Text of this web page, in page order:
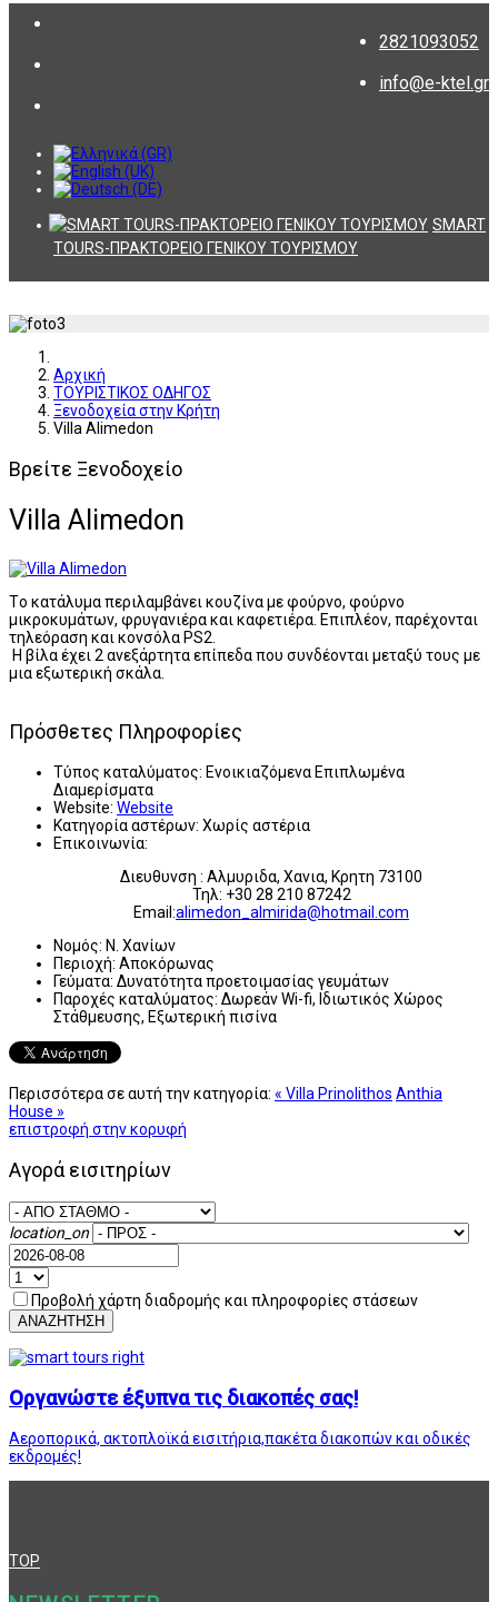
2821093052
info@e-ktel.gr
SMART
TOURS-ΠΡΑΚΤΟΡΕΙΟ ΓΕΝΙΚΟΥ ΤΟΥΡΙΣΜΟΥ
Αρχική
ΤΟΥΡΙΣΤΙΚΟΣ ΟΔΗΓΟΣ
Ξενοδοχεία στην Κρήτη
Villa Alimedon
Βρείτε Ξενοδοχείο
Villa Alimedon
Tο κατάλυμα περιλαμβάνει κουζίνα με φούρνο, φούρνο
μικροκυμάτων, φρυγανιέρα και καφετιέρα. Επιπλέον, παρέχονται
τηλεόραση και κονσόλα PS2.
Η βίλα έχει 2 ανεξάρτητα επίπεδα που συνδέονται μεταξύ τους με
μια εξωτερική σκάλα.
Πρόσθετες Πληροφορίες
Τύπος καταλύματος: Ενοικιαζόμενα Επιπλωμένα
Διαμερίσματα
Website: Website
Κατηγορία αστέρων: Χωρίς αστέρια
Επικοινωνία:
Διευθυνση : Αλμυριδα, Χανια, Κρητη 73100
Τηλ: +30 28 210 87242
Email:alimedon_almirida@hotmail.com
Νομός: Ν. Χανίων
Περιοχή: Αποκόρωνας
Γεύματα: Δυνατότητα προετοιμασίας γευμάτων
Παροχές καταλύματος: Δωρεάν Wi-fi, Ιδιωτικός Χώρος
Στάθμευσης, Εξωτερική πισίνα
Περισσότερα σε αυτή την κατηγορία: « Villa Prinolithos Anthia
House »
επιστροφή στην κορυφή
Αγορά εισιτηρίων
location_on
Προβολή χάρτη διαδρομής και πληροφορίες στάσεων
ΑΝΑΖΗΤΗΣΗ
Οργανώστε έξυπνα τις διακοπές σας!
Αεροπορικά, ακτοπλοϊκά εισιτήρια,πακέτα διακοπών και οδικές
εκδρομές!
TOP